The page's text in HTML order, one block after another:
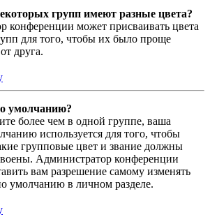
групп имеют разные цвета?
конференции может присваивать цвета
для того, чтобы их было проще
друга.
умолчанию?
более чем в одной группе, ваша
используется для того, чтобы
групповые цвет и звание должны
Администратор конференции
вам разрешение самому изменять
умолчанию в личном разделе.